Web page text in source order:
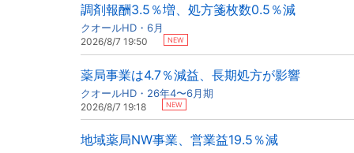
調剤報酬3.5％増、処方箋枚数0.5％減
クオールHD・6月
2026/8/7 19:50 NEW
薬局事業は4.7％減益、長期処方が影響
クオールHD・26年4〜6月期
2026/8/7 19:18 NEW
地域薬局NW事業、営業益19.5％減